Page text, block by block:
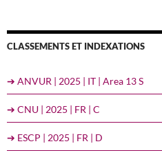
CLASSEMENTS ET INDEXATIONS
➔ ANVUR | 2025 | IT | Area 13 S
➔ CNU | 2025 | FR | C
➔ ESCP | 2025 | FR | D